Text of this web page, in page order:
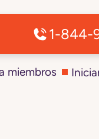
1-844-
miembros